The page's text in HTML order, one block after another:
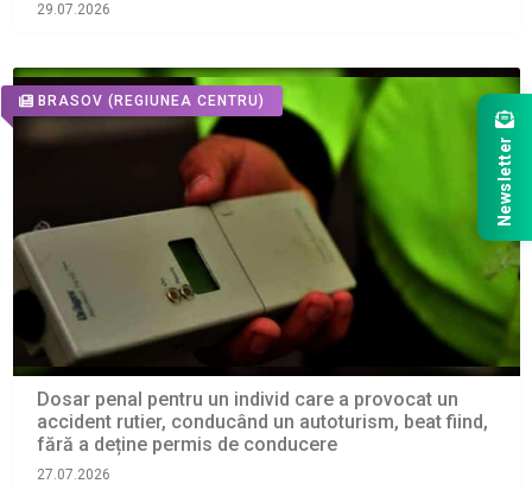
29.07.2026
BRASOV (REGIUNEA CENTRU)
Dosar penal pentru un individ care a provocat un
accident rutier, conducând un autoturism, beat fiind,
fără a deține permis de conducere
27.07.2026
Newsletter